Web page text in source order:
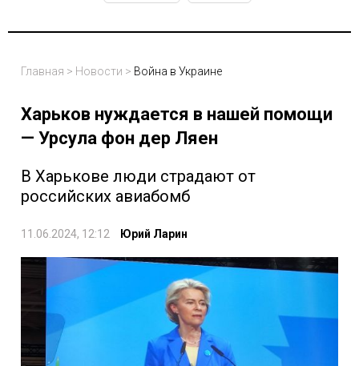
Главная > Новости > Война в Украине
Харьков нуждается в нашей помощи
— Урсула фон дер Ляен
В Харькове люди страдают от
российских авиабомб
11.06.2024, 12:12 Юрий Ларин